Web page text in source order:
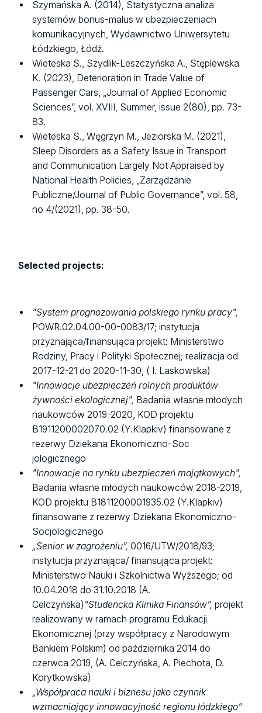
Szymańska A. (2014), Statystyczna analiza
systemów bonus-malus w ubezpieczeniach
komunikacyjnych, Wydawnictwo Uniwersytetu
Łódzkiego, Łódź.
Wieteska S., Szydlik-Leszczyńska A., Stęplewska
K. (2023), Deterioration in Trade Value of
Passenger Cars, „Journal of Applied Economic
Sciences”, vol. XVIII, Summer, issue 2(80), pp. 73-
83.
Wieteska S., Węgrzyn M., Jeziorska M. (2021),
Sleep Disorders as a Safety Issue in Transport
and Communication Largely Not Appraised by
National Health Policies, „Zarządzanie
Publiczne/Journal of Public Governance”, vol. 58,
no 4/(2021), pp. 38-50.
Selected projects:
"System prognozowania polskiego rynku pracy",
POWR.02.04.00-00-0083/17; instytucja
przyznająca/finansująca projekt: Ministerstwo
Rodziny, Pracy i Polityki Społecznej; realizacja od
2017-12-21 do 2020-11-30, ( I. Laskowska)
"Innowacje ubezpieczeń rolnych produktów
żywności ekologicznej", Badania własne młodych
naukowców 2019-2020, KOD projektu
B1911200002070.02 (Y.Klapkiv) finansowane z
rezerwy Dziekana Ekonomiczno-Soc
jologicznego
"Innowacje na rynku ubezpieczeń majątkowych",
Badania własne młodych naukowców 2018-2019,
KOD projektu B1811200001935.02 (Y.Klapkiv)
finansowane z rezerwy Dziekana Ekonomiczno-
Socjologicznego
„Senior w zagrożeniu”,0016/UTW/2018/93;
instytucja przyznająca/ finansująca projekt:
Ministerstwo Nauki i Szkolnictwa Wyższego; od
10.04.2018 do 31.10.2018 (A.
Celczyńska)”Studencka Klinika Finansów”, projekt
realizowany w ramach programu Edukacji
Ekonomicznej (przy współpracy z Narodowym
Bankiem Polskim) od października 2014 do
czerwca 2019, (A. Celczyńska, A. Piechota, D.
Korytkowska)
„Współpraca nauki i biznesu jako czynnik
wzmacniający innowacyjność regionu łódzkiego”